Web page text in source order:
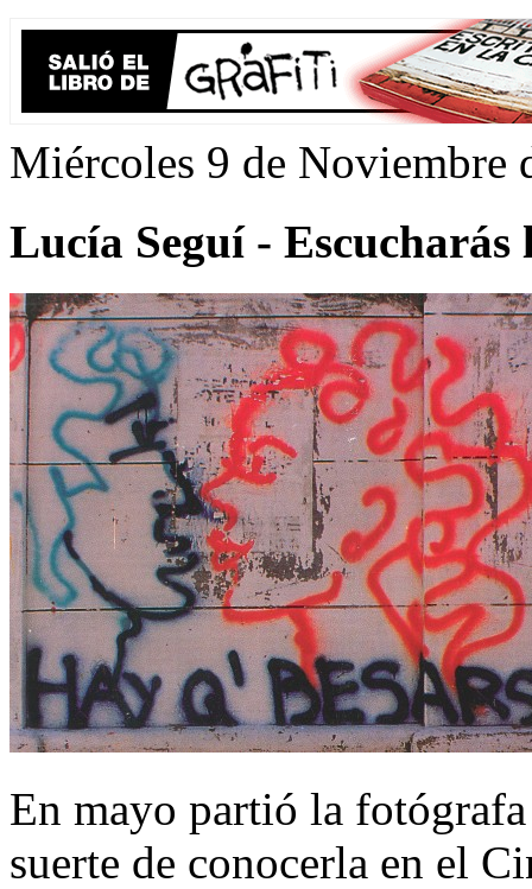
Miércoles 9 de Noviembre
Lucía Seguí - Escucharás
En mayo partió la
suerte de conocerla en el